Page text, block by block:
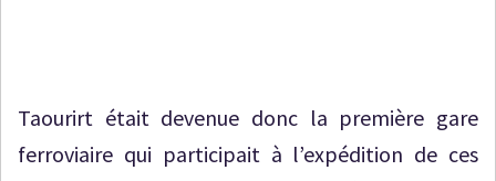
Taourirt était devenue donc la première gare
ferroviaire qui participait à l’expédition de ces